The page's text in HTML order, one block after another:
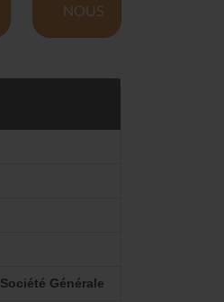
NOUS
Générale